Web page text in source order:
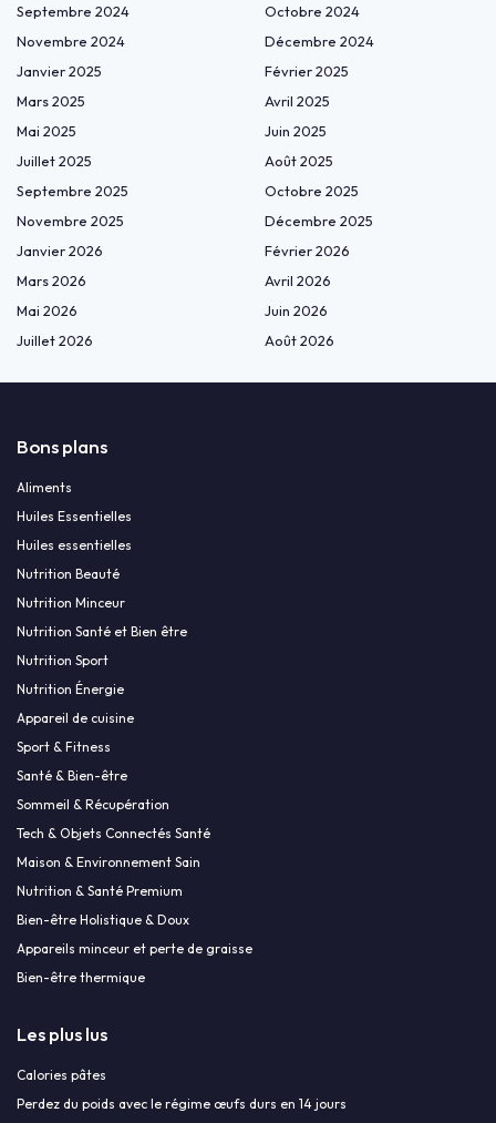
Septembre 2024
Octobre 2024
Novembre 2024
Décembre 2024
Janvier 2025
Février 2025
Mars 2025
Avril 2025
Mai 2025
Juin 2025
Juillet 2025
Août 2025
Septembre 2025
Octobre 2025
Novembre 2025
Décembre 2025
Janvier 2026
Février 2026
Mars 2026
Avril 2026
Mai 2026
Juin 2026
Juillet 2026
Août 2026
Bons plans
Aliments
Huiles Essentielles
Huiles essentielles
Nutrition Beauté
Nutrition Minceur
Nutrition Santé et Bien être
Nutrition Sport
Nutrition Énergie
Appareil de cuisine
Sport & Fitness
Santé & Bien-être
Sommeil & Récupération
Tech & Objets Connectés Santé
Maison & Environnement Sain
Nutrition & Santé Premium
Bien-être Holistique & Doux
Appareils minceur et perte de graisse
Bien-être thermique
Les plus lus
Calories pâtes
Perdez du poids avec le régime œufs durs en 14 jours